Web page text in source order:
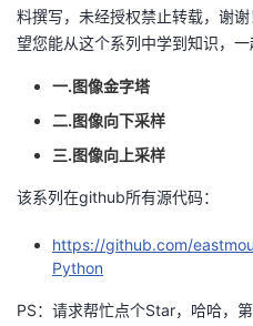
发
者
的
博
我
的
我
开
发
学
堂
的
Programs
我
的
持
我
料撰写，未经授权禁止转载，谢
望您能从这个系列中学到知识，
一.图像金字塔
二.图像向下采样
三.图像向上采样
该系列在github所有源代码：
https://github.com/
Python
PS：请求帮忙点个Star，哈哈，